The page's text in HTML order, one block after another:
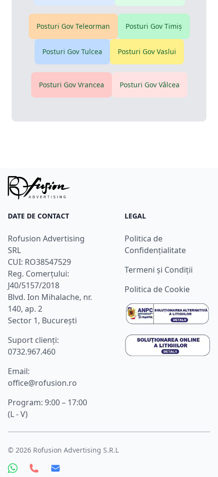
Posturi Gov Teleorman Posturi Gov Timiş
Posturi Gov Tulcea Posturi Gov Vaslui
Posturi Gov Vrancea Posturi Gov Vâlcea
DATE DE CONTACT
Rofusion Advertising
SRL
CUI: RO38547529
Reg. Comerțului:
J40/5157/2018
Blvd. Ion Mihalache, nr.
140, ap. 2
Sector 1, București
Suport clienţi:
0732.967.460
Email:
office@rofusion.ro
Program: 9:00 – 17:00
(L - V)
LEGAL
Politica de
Confidențialitate
Termeni și Condiții
Politica de Cookie
© 2026 Rofusion Advertising S.R.L